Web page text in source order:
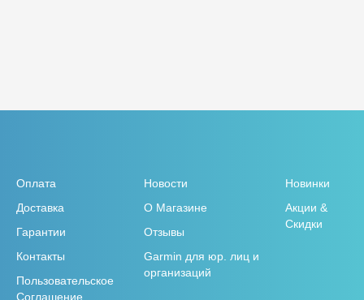
Оплата
Доставка
Гарантии
Контакты
Пользовательское
Соглашение
Новости
О Магазине
Отзывы
Garmin для юр. лиц и
организаций
Новинки
Акции &
Скидки